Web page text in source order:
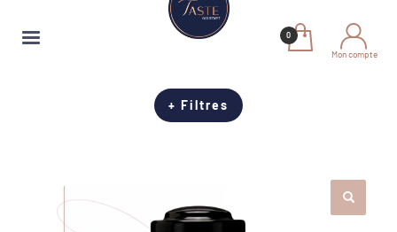
Mon compte
+ Filtres